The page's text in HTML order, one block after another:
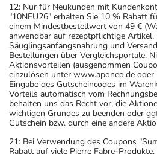
12: Nur für Neukunden mit
"10NEU26" erhalten Sie 10 % Rabatt
einem Mindestbestellwert von 49 €
anwendbar auf rezeptpflichtige Artikel,
Säuglingsanfangsnahrung und
Bestellungen über Vergleichsportale.
Aktionsvorteilen (ausgenommen
einzulösen unter www.aponeo.de oder
Eingabe des Gutscheincodes im
Vorteils automatisch vom
behalten uns das Recht vor, die
wichtigen Grundes zu beenden oder
Gutschein bzw. durch eine andere
21: Bei Verwendung des Coupons
Rabatt auf viele Pierre Fabre-